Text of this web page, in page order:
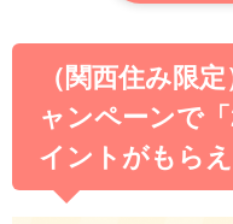
（関西住み限
ャンペーンで
イントがもら